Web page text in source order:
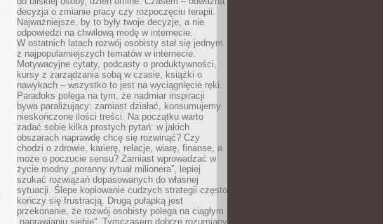
decyzja o zmianie pracy czy rozpoczęciu terapii.
Najważniejsze, by to były twoje decyzje, a nie
odpowiedzi na chwilową modę w internecie.
W ostatnich latach rozwój osobisty stał się jednym
z najpopularniejszych tematów w internecie.
Motywacyjne cytaty, podcasty o produktywności,
kursy z zarządzania sobą w czasie, książki o
nawykach – wszystko to jest na wyciągnięcie ręki.
Paradoks polega na tym, że nadmiar inspiracji
bywa paraliżujący: zamiast działać, konsumujemy
nieskończone ilości treści. Na początku warto
zadać sobie kilka prostych pytań: w jakich
obszarach naprawdę chcę się rozwinąć? Czy
chodzi o zdrowie, karierę, relacje, wiarę, finanse, a
może o poczucie sensu? Zamiast wprowadzać w
życie modny „poranny rytuał milionera”, lepiej
szukać rozwiązań dopasowanych do własnej
sytuacji. Ślepe kopiowanie cudzych strategii często
kończy się frustracją. Drugą pułapką jest
przekonanie, że rozwój osobisty polega na ciągłym
„naprawianiu siebie”. Tymczasem dobrze rozumiany